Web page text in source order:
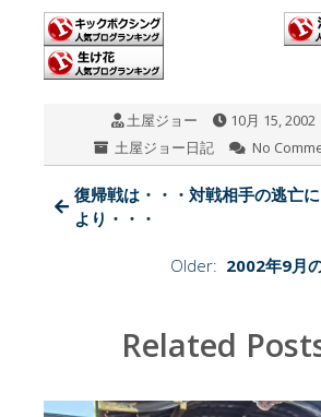
tt
er
e
b
o
o
k
土屋ジョー
10月 15, 2002
土屋ジョー日記
No
復帰戦は・・・対戦相手の逃亡に
より・・・
Older: 2002年9月
Related